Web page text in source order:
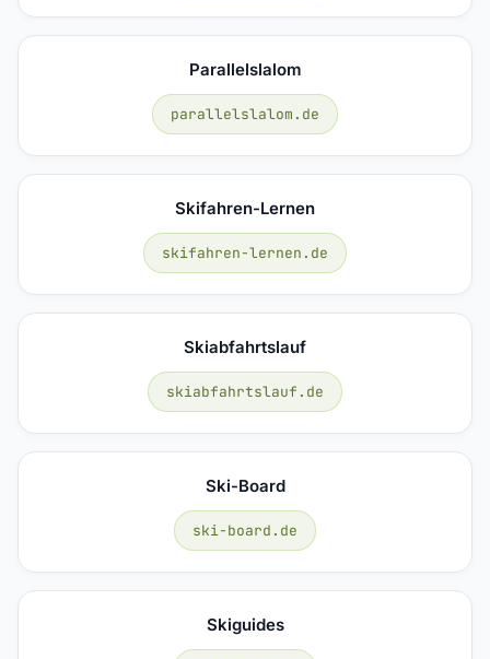
Parallelslalom
parallelslalom.de
Skifahren-Lernen
skifahren-lernen.de
Skiabfahrtslauf
skiabfahrtslauf.de
Ski-Board
ski-board.de
Skiguides